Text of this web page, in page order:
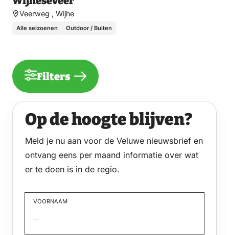
Veerweg , Wijhe
Alle seizoenen Outdoor / Buiten
Filters
Op de hoogte blijven?
Meld je nu aan voor de Veluwe nieuwsbrief en
ontvang eens per maand informatie over wat
er te doen is in de regio.
VOORNAAM